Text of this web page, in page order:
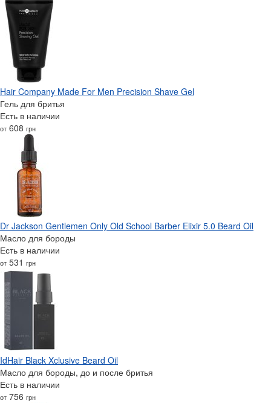
Hair Company Made For Men Precision Shave Gel
Гель для бритья
Есть в наличии
от 608 грн
Dr Jackson Gentlemen Only Old School Barber Elixir 5.0 Beard Oil
Масло для бороды
Есть в наличии
от 531 грн
IdHair Black Xclusive Beard Oil
Масло для бороды, до и после бритья
Есть в наличии
от 756 грн